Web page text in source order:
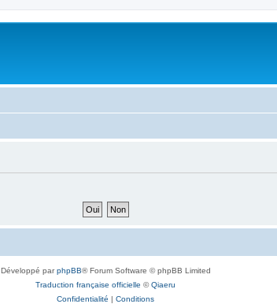
Développé parphpBB® Forum Software © phpBB Limited
Traduction française officielle ©Qiaeru
Confidentialité | Conditions